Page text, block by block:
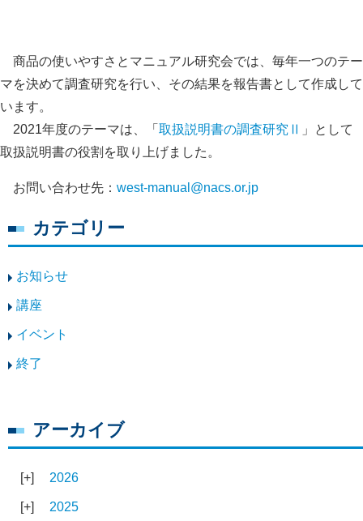
商品の使いやすさとマニュアル研究会では、毎年一つのテー
マを決めて調査研究を行い、その結果を報告書として作成して
います。
2021年度のテーマは、「 取扱説明書の調査研究Ⅱ
」として
取扱説明書の役割を取り上げました。
お問い合わせ先： west-manual@nacs.or.jp
カテゴリー
お知らせ
講座
イベント
終了
アーカイブ
2026
2025